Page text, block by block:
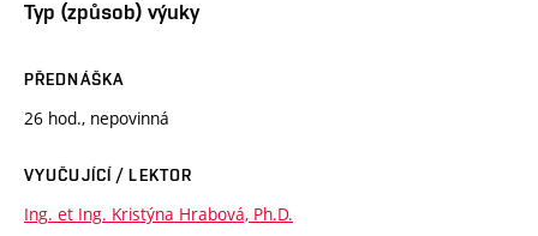
Typ (způsob) výuky
PŘEDNÁŠKA
26 hod., nepovinná
VYUČUJÍCÍ / LEKTOR
Ing. et Ing. Kristýna Hrabová, Ph.D.